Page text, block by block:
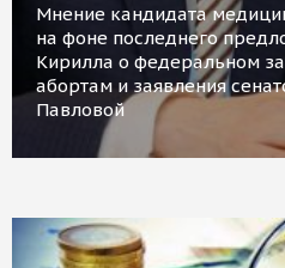
Мнение кандидата
на фоне последнего
Кирилла о федеральном
абортам и заявления
Павловой